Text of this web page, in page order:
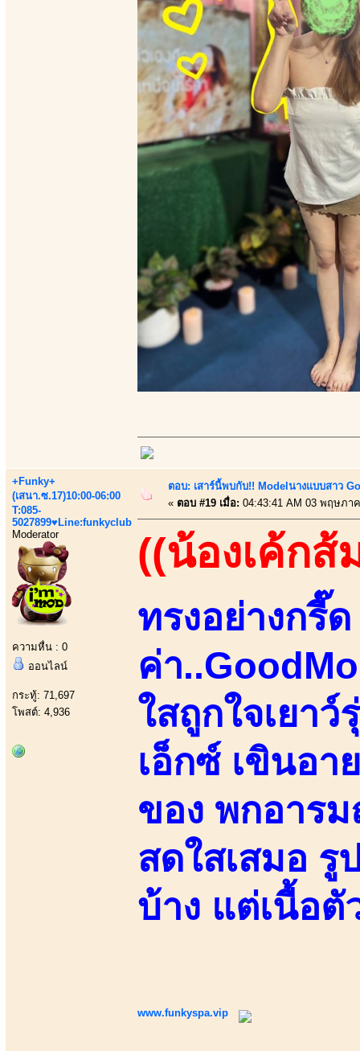
+Funky+
(เสนา.ซ.17)10:00-06:00
T:085-
5027899♥Line:funkyclub
Moderator
ความหื่น : 0
ออนไลน์
กระทู้: 71,697
โพสต์: 4,936
ตอบ: เสาร์นี้พบกับ!! Modelนางแบบสาว
« ตอบ #19 เมื่อ: 04:43:41 AM 03 พฤษภา
((น้องเค้กส้
ทรงอย่างกรี๊
ค่า
ใสถูกใจเยา
เอ็กซ์ เขินอ
ของ พกอาร
สดใสเสมอ
บ้าง แต่เนื้อตั
www.funkyspa.vip